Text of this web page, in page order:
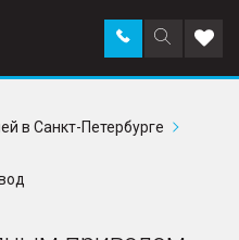
Поиск
по
Заказать
звонок в
в Санкт-Петербурге